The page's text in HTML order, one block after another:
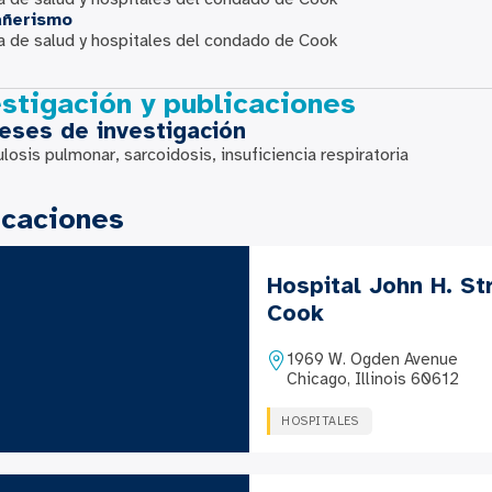
de salud y hospitales del condado de Cook
y publicaciones
de investigación
pulmonar, sarcoidosis, insuficiencia respiratoria
Hospital John H.
Cook
1969 W. Ogden Avenue
Chicago, Illinois 60612
HOSPITALES